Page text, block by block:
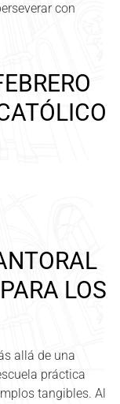
con
LOS
allá de una
práctica
tangibles. Al